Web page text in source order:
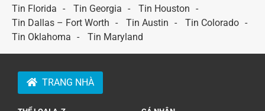
Tin Florida
Tin Georgia
Tin Houston
Tin Dallas – Fort Worth
Tin Austin
Tin Colorado
Tin Oklahoma
Tin Maryland
TRANG NHÀ